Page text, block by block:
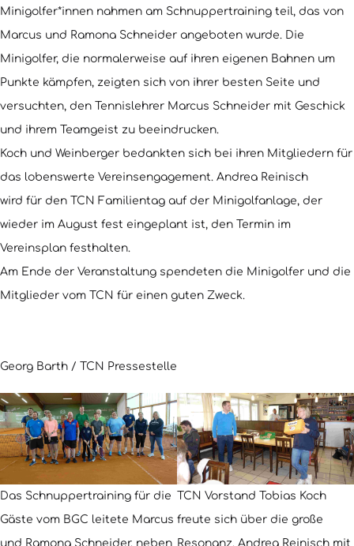
Minigolfer*innen nahmen am Schnuppertraining teil, das von
Marcus und Ramona Schneider angeboten wurde. Die
Minigolfer, die normalerweise auf ihren eigenen Bahnen um
Punkte kämpfen, zeigten sich von ihrer besten Seite und
versuchten, den Tennislehrer Marcus Schneider mit Geschick
und ihrem Teamgeist zu beeindrucken.
Koch und Weinberger bedankten sich bei ihren Mitgliedern für
das lobenswerte Vereinsengagement. Andrea Reinisch
wird für den TCN Familientag auf der Minigolfanlage, der
wieder im August fest eingeplant ist, den Termin im
Vereinsplan festhalten.
Am Ende der Veranstaltung spendeten die Minigolfer und die
Mitglieder vom TCN für einen guten Zweck.
Georg Barth / TCN Pressestelle
Das Schnuppertraining für die
Gäste vom BGC leitete Marcus
und Ramona Schneider, neben
TCN Vorstand Tobias Koch
freute sich über die große
Resonanz. Andrea Reinisch mit